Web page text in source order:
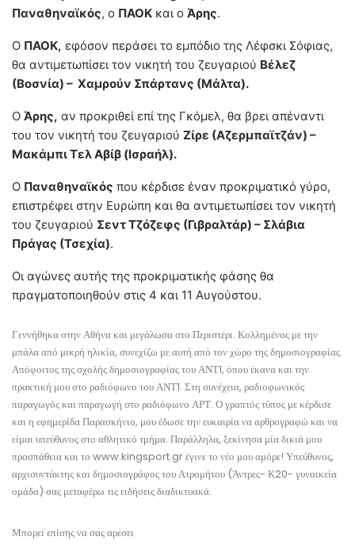
Παναθηναϊκός, ο ΠΑΟΚ και ο Άρης.
Ο ΠΑΟΚ, εφόσον περάσει το εμπόδιο της Λέφσκι Σόφιας,
θα αντιμετωπίσει τον νικητή του ζευγαριού Βέλεζ
(Βοσνία) – Χαμρούν Σπάρτανς (Μάλτα).
Ο Άρης, αν προκριθεί επί της Γκόμελ, θα βρει απέναντι
του τον νικητή του ζευγαριού Ζίρε (Αζερμπαϊτζάν) –
Μακάμπι Τελ Αβίβ (Ισραήλ).
Ο Παναθηναϊκός που κέρδισε έναν προκριματικό γύρο,
επιστρέφει στην Ευρώπη και θα αντιμετωπίσει τον νικητή
του ζευγαριού Σεντ Τζόζεφς (Γιβραλτάρ) – Σλάβια
Πράγας (Τσεχία).
Οι αγώνες αυτής της προκριματικής φάσης θα
πραγματοποιηθούν στις 4 και 11 Αυγούστου.
Γεννήθηκα στην Αθήνα και μεγάλωσα στο Περιστέρι. Κολλημένος με την
μπάλα από μικρή ηλικία, συνεχίζω με αυτή από τον χώρο της δημοσιογραφίας.
Απόφοιτος της σχολής δημοσιογραφίας του ΑΝΤ1, όπου έκανα και την
πρακτική μου στο ραδιόφωνο του ΑΝΤ1. Στη συνέχεια, ραδιοφωνικός
παραγωγός και παραγωγή στο ραδιόφωνο ΑΡΤ. Ο γραπτός τύπος με κέρδισε
και η εφημερίδα Παρασκήνιο, μου έδωσε την ευκαιρία να αρθρογραφώ και να
είμαι υπεύθυνος στο αθλητικό τμήμα. Παράλληλα, ξεκίνησα μία δικιά μου
προσπάθεια και το www.kingsport.gr έγινε το νέο μου αμόρε! Υπεύθυνος,
αρχισυντάκτης και δημοσιογράφος του Ατρομήτου (Άντρες- Κ20- γυναικεία
ομάδα) σας μεταφέρω τις ειδήσεις διαδικτυακά.
Μπορεί επίσης να σας αρέσει